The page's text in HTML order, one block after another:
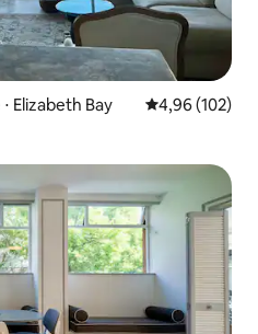
Elizabeth Bay Évaluation
4,96 (102)